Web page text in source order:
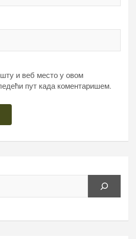
и веб место у овом
пут када коментаришем.